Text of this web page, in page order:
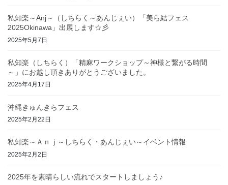
私知楽～Anj～（しちらく～あんじぇい）「美ら結フェス
2025Okinawa」出展します☆彡
2025年5月7日
私知楽（しちらく）「精麻ワークショップ～神様と繋がる時間
～」にお越し頂きありがとうございました。
2025年4月17日
沖縄きゅんきらフェス
2025年2月22日
私知楽～Ａｎｊ～しちらく・あんじぇい～イベント情報
2025年2月2日
2025年を素晴らしい流れでスタートしましょう♪